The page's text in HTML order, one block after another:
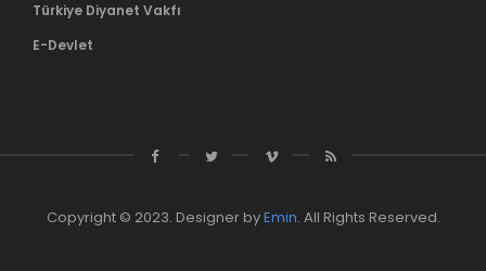
Türkiye Diyanet Vakfı
E-Devlet
Copyright © 2023. Designer byEmin. All Rights Reserved.